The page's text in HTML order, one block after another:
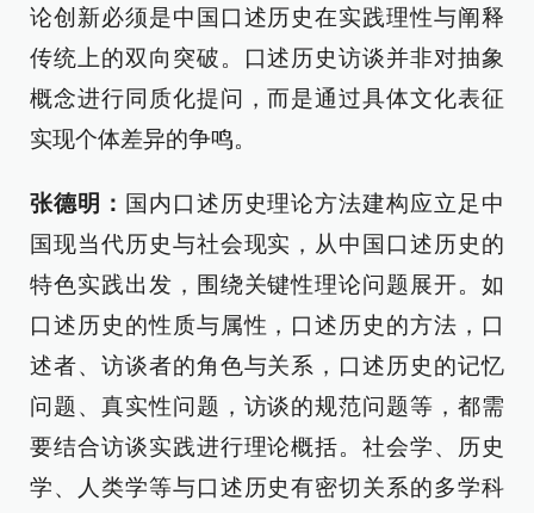
论创新必须是中国口述历史在实践理性与阐释
传统上的双向突破。口述历史访谈并非对抽象
概念进行同质化提问，而是通过具体文化表征
实现个体差异的争鸣。
张德明： 国内口述历史理论方法建构应立足中
国现当代历史与社会现实，从中国口述历史的
特色实践出发，围绕关键性理论问题展开。如
口述历史的性质与属性，口述历史的方法，口
述者、访谈者的角色与关系，口述历史的记忆
问题、真实性问题，访谈的规范问题等，都需
要结合访谈实践进行理论概括。社会学、历史
学、人类学等与口述历史有密切关系的多学科